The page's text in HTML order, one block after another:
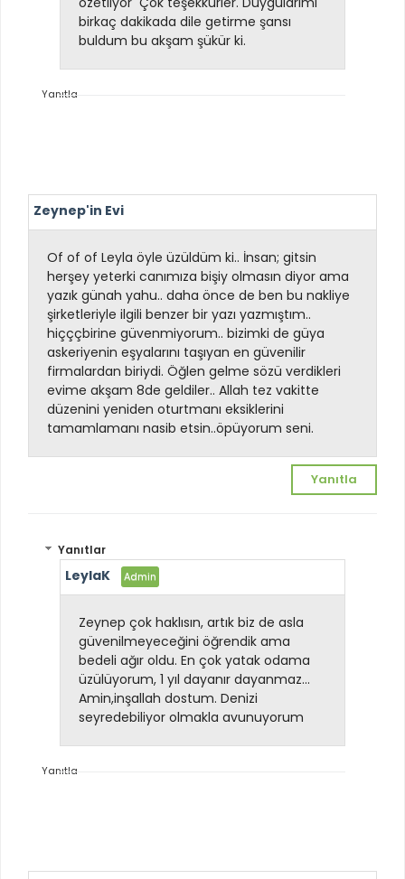
birkaç dakikada dile getirme şansı
buldum bu akşam şükür ki.
Yanıtla
Zeynep'in Evi
Of of of Leyla öyle üzüldüm ki.. İnsan; gitsin
herşey yeterki canımıza bişiy olmasın diyor ama
yazık günah yahu.. daha önce de ben bu nakliye
şirketleriyle ilgili benzer bir yazı yazmıştım..
hiçççbirine güvenmiyorum.. bizimki de güya
askeriyenin eşyalarını taşıyan en güvenilir
firmalardan biriydi. Öğlen gelme sözü verdikleri
evime akşam 8de geldiler.. Allah tez vakitte
düzenini yeniden oturtmanı eksiklerini
tamamlamanı nasib etsin..öpüyorum seni.
Yanıtla
Yanıtlar
LeylaK
Zeynep çok haklısın, artık biz de asla
güvenilmeyeceğini öğrendik ama
bedeli ağır oldu. En çok yatak odama
üzülüyorum, 1 yıl dayanır dayanmaz...
Amin,inşallah dostum. Denizi
seyredebiliyor olmakla avunuyorum
Yanıtla